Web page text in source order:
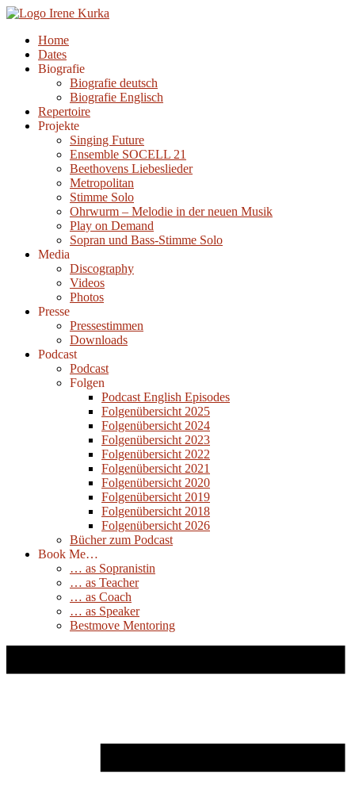
Zum
springenHome
Dates
Biografie
Biografie deutsch
Biografie Englisch
Repertoire
Projekte
Singing Future
Ensemble SOCELL 21
Beethovens Liebeslieder
Metropolitan
Stimme Solo
Ohrwurm – Melodie in der neuen Musik
Play on Demand
Sopran und Bass-Stimme Solo
Media
Discography
Videos
Photos
Presse
Pressestimmen
Downloads
Podcast
Podcast
Folgen
Podcast English Episodes
Folgenübersicht 2025
Folgenübersicht 2024
Folgenübersicht 2023
Folgenübersicht 2022
Folgenübersicht 2021
Folgenübersicht 2020
Folgenübersicht 2019
Folgenübersicht 2018
Folgenübersicht 2026
Bücher zum Podcast
Book Me…
… as Sopranistin
… as Teacher
… as Coach
… as Speaker
Bestmove Mentoring